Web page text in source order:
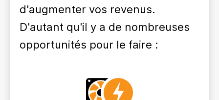
d'augmenter vos revenus.
D'autant qu'il y a de nombreuses
opportunités pour le faire :